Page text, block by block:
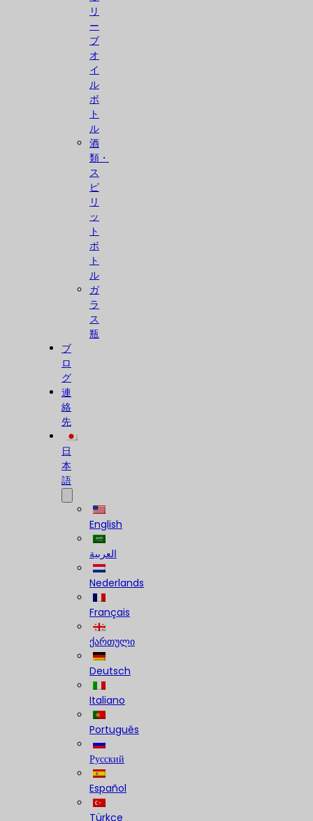
リ
ー
ブ
オ
イ
ル
ボ
ト
ル
酒
類・
ス
ピ
リ
ッ
ト
ボ
ト
ル
ガ
ラ
ス
瓶
ブ
ロ
グ
連
絡
先
日
本
語
English
العربية
Nederlands
Français
ქართული
Deutsch
Italiano
Português
Русский
Español
Türkçe